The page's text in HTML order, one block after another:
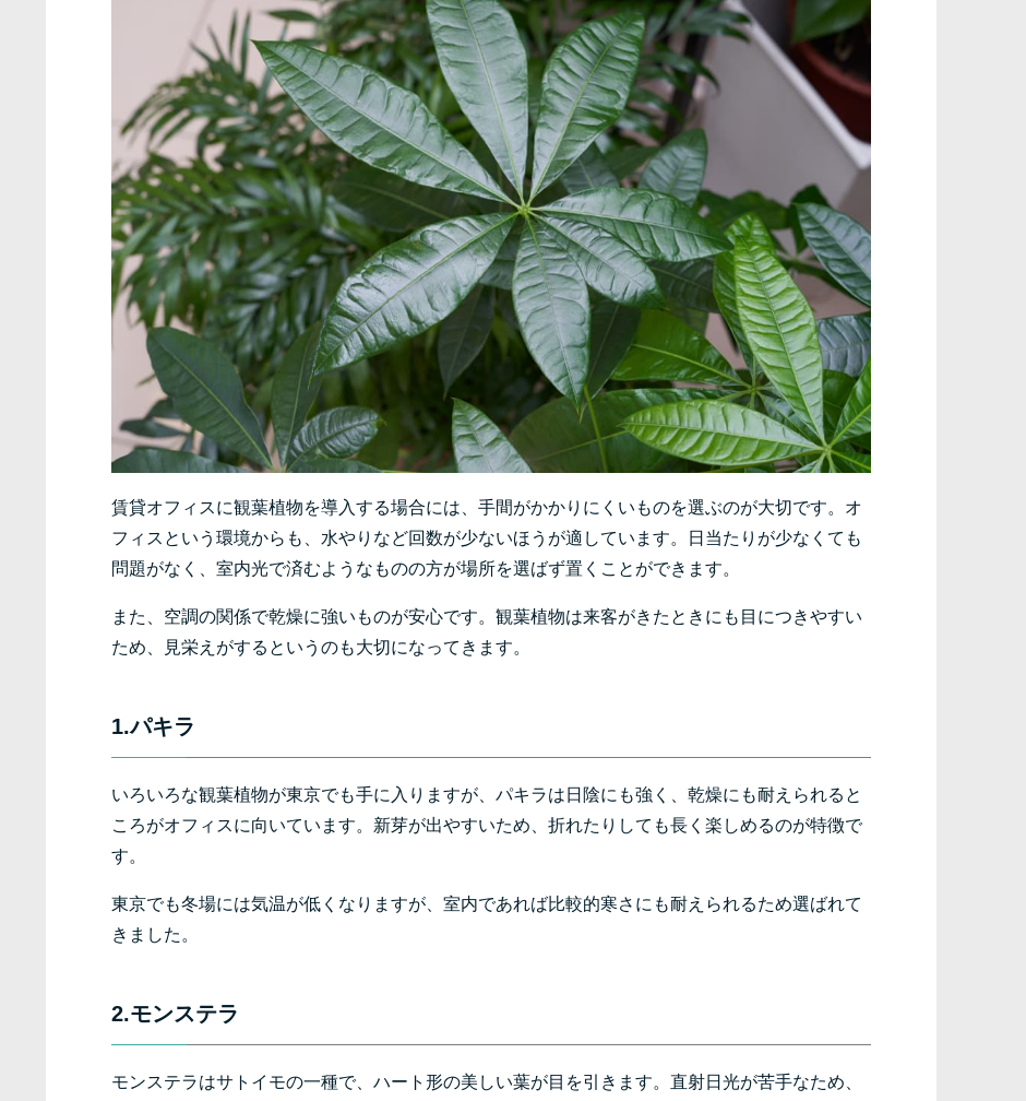
賃貸オフィスに観葉植物を導入する場合には、手間がかかりにくいものを選ぶのが大切です。オ
フィスという環境からも、水やりなど回数が少ないほうが適しています。日当たりが少なくても
問題がなく、室内光で済むようなものの方が場所を選ばず置くことができます。
また、空調の関係で乾燥に強いものが安心です。観葉植物は来客がきたときにも目につきやすい
ため、見栄えがするというのも大切になってきます。
1.パキラ
いろいろな観葉植物が東京でも手に入りますが、パキラは日陰にも強く、乾燥にも耐えられると
ころがオフィスに向いています。新芽が出やすいため、折れたりしても長く楽しめるのが特徴で
す。
東京でも冬場には気温が低くなりますが、室内であれば比較的寒さにも耐えられるため選ばれて
きました。
2.モンステラ
モンステラはサトイモの一種で、ハート形の美しい葉が目を引きます。直射日光が苦手なため、